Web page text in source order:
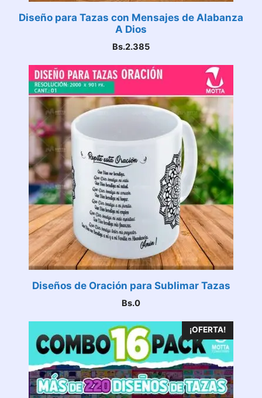
Diseño para Tazas con Mensajes de Alabanza
A Dios
Bs.2.385
Diseños de Oración para Sublimar Tazas
Bs.0
¡OFERTA!